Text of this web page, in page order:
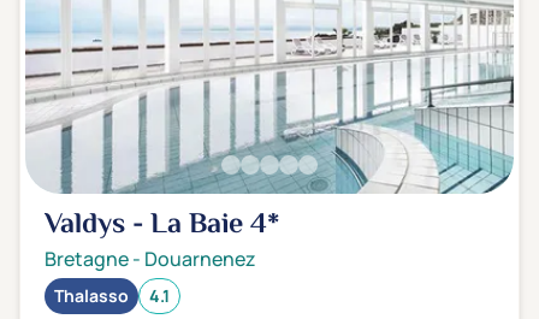
Valdys - La Baie4*
Bretagne- Douarnenez
Thalasso 4.1